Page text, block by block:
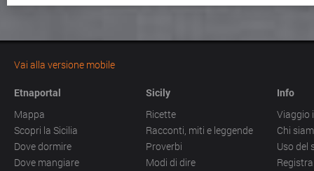
Vai alla versione mobile
Etnaportal
Mappa
Scopri la Sicilia
Dove dormire
Dove mangiare
Sicily
Ricette
Racconti, miti e leggende
Proverbi
Modi di dire
Info
Viaggio
Chi
Uso del